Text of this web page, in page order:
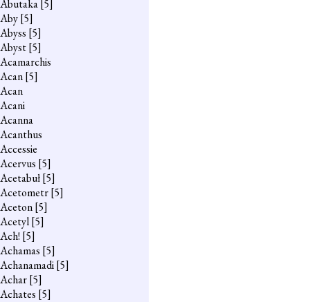
Abutaka[5]
Aby[5]
Abyss [5]
Abyst[5]
Acamarchis
Acan[5]
Acan
Acani
Acanna
Acanthus
Accessie
Acervus [5]
Acetabuł[5]
Acetometr[5]
Aceton[5]
Acetyl[5]
Ach! [5]
Achamas [5]
Achanamadi[5]
Achar[5]
Achates [5]